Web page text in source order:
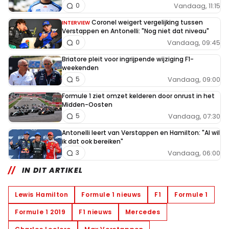
Vandaag, 11:15
0
INTERVIEW Coronel weigert vergelijking tussen
Verstappen en Antonelli: "Nog niet dat niveau"
Vandaag, 09:45
0
Briatore pleit voor ingrijpende wijziging F1-
weekenden
Vandaag, 09:00
5
Formule 1 ziet omzet kelderen door onrust in het
Midden-Oosten
Vandaag, 07:30
5
Antonelli leert van Verstappen en Hamilton: "Al wil
ik dat ook bereiken"
Vandaag, 06:00
3
IN DIT ARTIKEL
Lewis Hamilton Formule 1 nieuws F1
Formule 1
Formule 1 2019
F1 nieuws
Mercedes